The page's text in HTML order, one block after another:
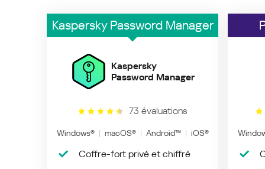
Kaspersky Password Manager
Kaspersky
Password Manager
73 évaluations
Windows® macOS® Android™ iOS®
Coffre-fort privé et chiffré